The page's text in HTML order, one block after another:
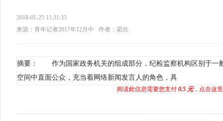
2018-01-25 11:31:35
来源：青年记者2017年12月中
作者：梁欣
摘要： 作为国家政务机关的组成部分，纪检监察机构区别于一
空间中直面公众，充当着网络新闻发言人的角色，具
阅读此信息需要您支付 0.5 元，点击这